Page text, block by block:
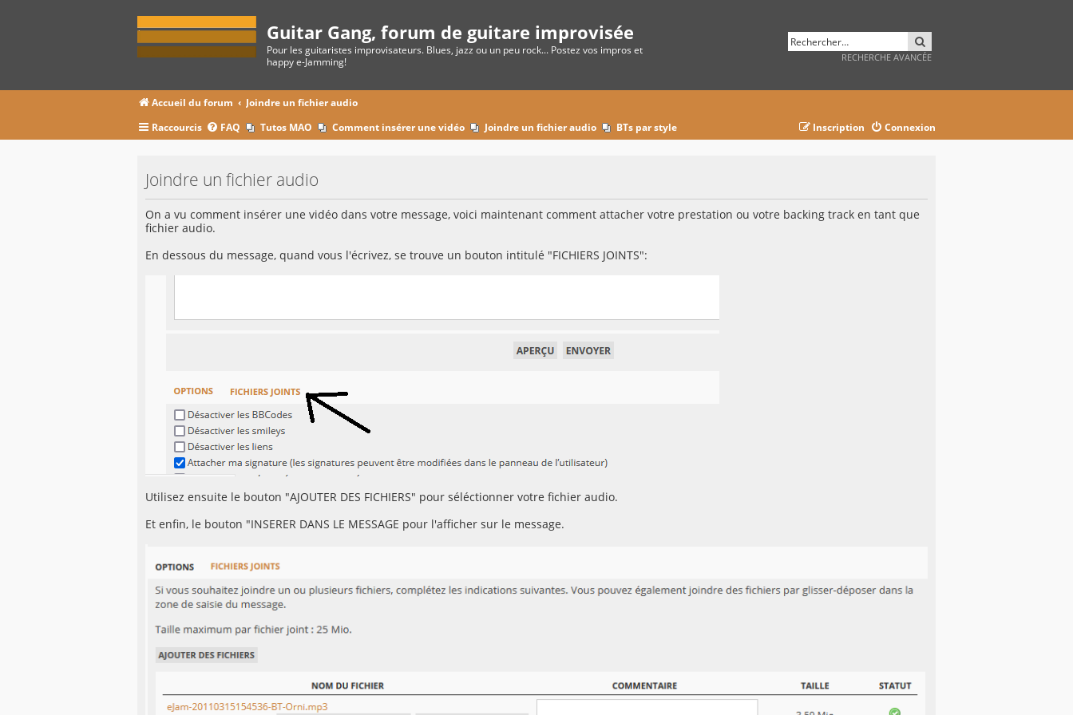
Guitar Gang, forum de guitare improvisée
Pour les guitaristes improvisateurs. Blues, jazz ou un peu rock... Postez vos impros et
happy e-Jamming!
RECHERCHE AVANCÉE
Accueil du forum
Joindre un fichier audio
Raccourcis
FAQ Tutos MAO Comment insérer une vidéo Joindre un fichier audio BTs par style Connexion
Inscription
Joindre un fichier audio
On a vu comment insérer une vidéo dans votre message, voici maintenant comment attacher votre prestation ou votre backing track en tant que
fichier audio.
En dessous du message, quand vous l'écrivez, se trouve un bouton intitulé "FICHIERS JOINTS":
Utilisez ensuite le bouton "AJOUTER DES FICHIERS" pour séléctionner votre fichier audio.
Et enfin, le bouton "INSERER DANS LE MESSAGE pour l'afficher sur le message.